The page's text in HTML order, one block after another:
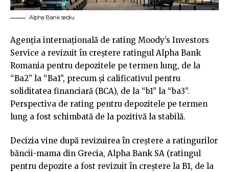
Alpha Bank sediu
Agenția internațională de rating Moody’s Investors
Service a revizuit în creștere ratingul Alpha Bank
Romania pentru depozitele pe termen lung, de la
“Ba2” la “Ba1”, precum și calificativul pentru
soliditatea financiară (BCA), de la “b1” la “ba3”.
Perspectiva de rating pentru depozitele pe termen
lung a fost schimbată de la pozitivă la stabilă.
Decizia vine după revizuirea în creștere a ratingurilor
băncii-mama din Grecia, Alpha Bank SA (ratingul
pentru depozite a fost revizuit în creștere la B1, de la